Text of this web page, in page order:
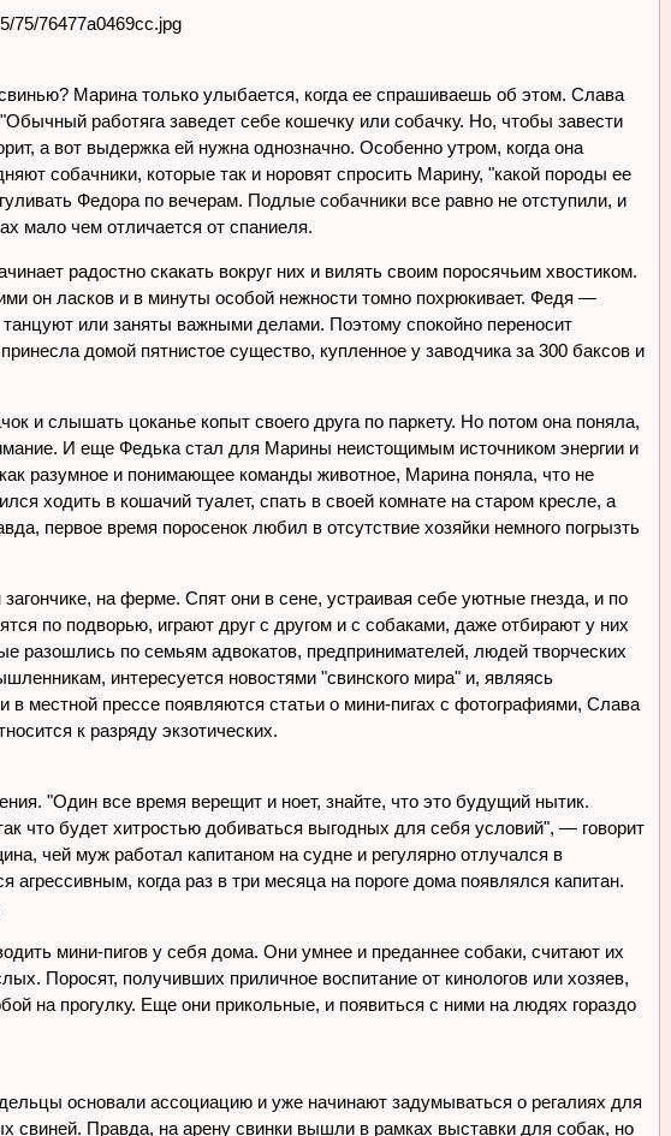
Марина только улыбается, когда ее спрашиваешь об этом. Слава
работяга заведет себе кошечку или собачку. Но, чтобы завести
а вот выдержка ей нужна однозначно. Особенно утром, когда она
собачники, которые так и норовят спросить Марину, "какой породы ее
Федора по вечерам. Подлые собачники все равно не отступили, и
мало чем отличается от спаниеля.
радостно скакать вокруг них и вилять своим поросячьим хвостиком.
он ласков и в минуты особой нежности томно похрюкивает. Федя —
или заняты важными делами. Поэтому спокойно переносит
домой пятнистое существо, купленное у заводчика за 300 баксов и
и слышать цоканье копыт своего друга по паркету. Но потом она поняла,
И еще Федька стал для Марины неистощимым источником энергии и
разумное и понимающее команды животное, Марина поняла, что не
ходить в кошачий туалет, спать в своей комнате на старом кресле, а
первое время поросенок любил в отсутствие хозяйки немного погрызть
на ферме. Спят они в сене, устраивая себе уютные гнезда, и по
по подворью, играют друг с другом и с собаками, даже отбирают у них
разошлись по семьям адвокатов, предпринимателей, людей творческих
интересуется новостями "свинского мира" и, являясь
местной прессе появляются статьи о мини-пигах с фотографиями, Слава
к разряду экзотических.
"Один все время верещит и ноет, знайте, что это будущий нытик.
что будет хитростью добиваться выгодных для себя условий", — говорит
чей муж работал капитаном на судне и регулярно отлучался в
когда раз в три месяца на пороге дома появлялся капитан.
мини-пигов у себя дома. Они умнее и преданнее собаки, считают их
Поросят, получивших приличное воспитание от кинологов или хозяев,
на прогулку. Еще они прикольные, и появиться с ними на людях гораздо
основали ассоциацию и уже начинают задумываться о регалиях для
Правда, на арену свинки вышли в рамках выставки для собак, но